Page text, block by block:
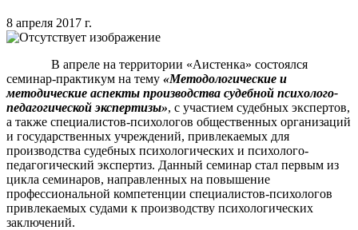
8 апреля 2017 г.
В апреле на территории «Аистенка» состоялся
семинар-практикум на тему «Методологические и
методические аспекты производства судебной психолого-
педагогической экспертизы», с участием судебных экспертов,
а также специалистов-психологов общественных организаций
и государственных учреждений, привлекаемых для
производства судебных психологических и психолого-
педагогический экспертиз. Данный семинар стал первым из
цикла семинаров, направленных на повышение
профессиональной компетенции специалистов-психологов
привлекаемых судами к производству психологических
заключений.